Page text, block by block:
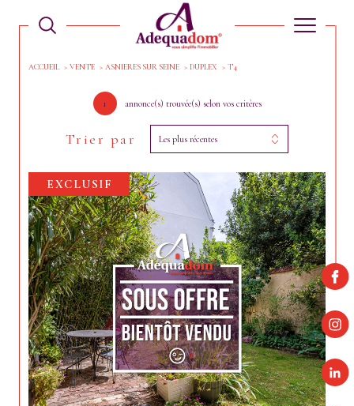
ACCUEIL VENTE ASNIERES SUR SEINE DUPLEX T4
1 annonce(s) trouvée(s) selon vos critères
Trier par Les plus récentes
EXCLUSIF